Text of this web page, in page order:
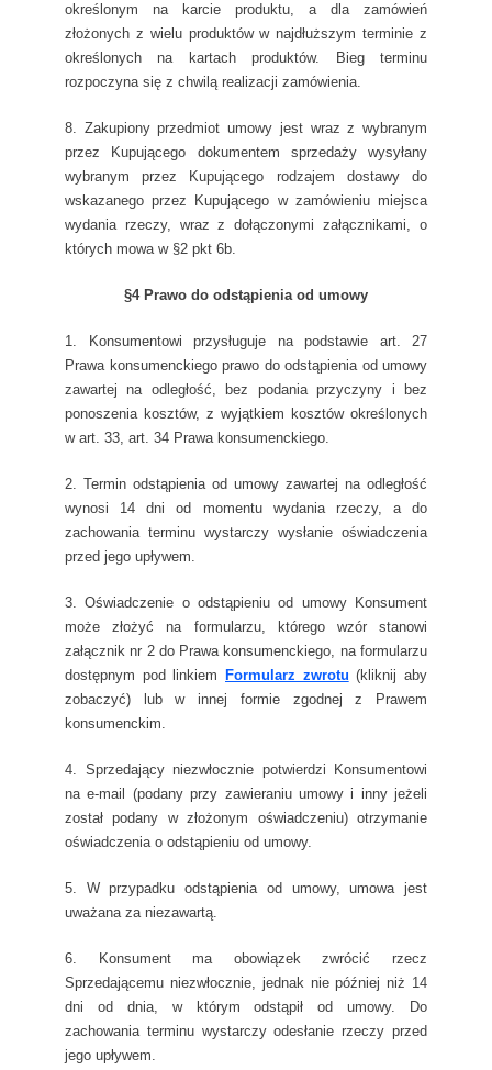
określonym na karcie produktu, a dla zamówień
złożonych z wielu produktów w najdłuższym terminie z
określonych na kartach produktów. Bieg terminu
rozpoczyna się z chwilą realizacji zamówienia.
8. Zakupiony przedmiot umowy jest wraz z wybranym
przez Kupującego dokumentem sprzedaży wysyłany
wybranym przez Kupującego rodzajem dostawy do
wskazanego przez Kupującego w zamówieniu miejsca
wydania rzeczy, wraz z dołączonymi załącznikami, o
których mowa w §2 pkt 6b.
§4 Prawo do odstąpienia od umowy
1. Konsumentowi przysługuje na podstawie art. 27
Prawa konsumenckiego prawo do odstąpienia od umowy
zawartej na odległość, bez podania przyczyny i bez
ponoszenia kosztów, z wyjątkiem kosztów określonych
w art. 33, art. 34 Prawa konsumenckiego.
2. Termin odstąpienia od umowy zawartej na odległość
wynosi 14 dni od momentu wydania rzeczy, a do
zachowania terminu wystarczy wysłanie oświadczenia
przed jego upływem.
3. Oświadczenie o odstąpieniu od umowy Konsument
może złożyć na formularzu, którego wzór stanowi
załącznik nr 2 do Prawa konsumenckiego, na formularzu
dostępnym pod linkiem
Formularz zwrotu (kliknij aby
zobaczyć) lub w innej formie zgodnej z Prawem
konsumenckim.
4. Sprzedający niezwłocznie potwierdzi Konsumentowi
na e-mail (podany przy zawieraniu umowy i inny jeżeli
został podany w złożonym oświadczeniu) otrzymanie
oświadczenia o odstąpieniu od umowy.
5. W przypadku odstąpienia od umowy, umowa jest
uważana za niezawartą.
6. Konsument ma obowiązek zwrócić rzecz
Sprzedającemu niezwłocznie, jednak nie później niż 14
dni od dnia, w którym odstąpił od umowy. Do
zachowania terminu wystarczy odesłanie rzeczy przed
jego upływem.